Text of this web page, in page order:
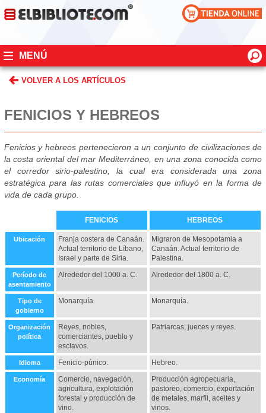
MENÚ
VOLVER A LOS ARTÍCULOS
FENICIOS Y HEBREOS
Fenicios y hebreos pertenecieron a un conjunto de civilizaciones de
la costa oriental del mar Mediterráneo, en una zona conocida como
el corredor sirio-palestino, la cual era considerada una zona
estratégica para las rutas comerciales que influyó en la forma de
vida de cada grupo.
FENICIOS HEBREOS
Ubicación
Franja costera de Canaán.
Actual territorio de Líbano,
Israel y parte de Siria.
Migraron de Mesopotamia a
Canaán. Actual territorio de
Palestina.
Período de
asentamiento
Alrededor del 1000 a. C. Alrededor del 1800 a. C.
Tipo de
gobierno
Monarquía. Monarquía.
Organización
política
Reyes, nobles,
comerciantes, pueblo y
esclavos.
Patriarcas, jueces y reyes.
Idioma Fenicio-púnico. Hebreo.
Economía
Comercio, navegación,
agricultura, explotación
forestal y producción de
vino.
Producción agropecuaria,
pastoreo, comercio, exportación
de metales, marfil, aceites y
vinos.